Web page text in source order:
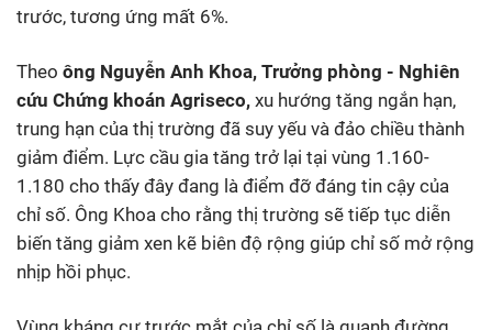
trước, tương ứng mất 6%.
Theo ông Nguyễn Anh Khoa, Trưởng phòng - Nghiên
cứu Chứng khoán Agriseco, xu hướng tăng ngắn hạn,
trung hạn của thị trường đã suy yếu và đảo chiều thành
giảm điểm. Lực cầu gia tăng trở lại tại vùng 1.160-
1.180 cho thấy đây đang là điểm đỡ đáng tin cậy của
chỉ số. Ông Khoa cho rằng thị trường sẽ tiếp tục diễn
biến tăng giảm xen kẽ biên độ rộng giúp chỉ số mở rộng
nhịp hồi phục.